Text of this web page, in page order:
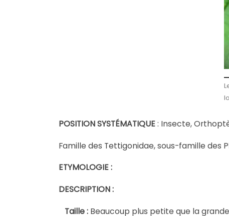
POSITION SYSTÉMATIQUE: Insecte,
Famille des Tettigonidae, sous-famille des
ETYMOLOGIE :
DESCRIPTION :
Taille : Beaucoup plus petite que la